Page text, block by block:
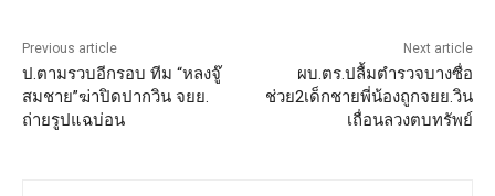
Previous article
ป.ตามรวบอีกรอบ ทีม “หลงจู๊
สมชาย”ฆ่าปิดปากวิน จยย.
ถ่ายรูปแฉบ่อน
Next article
ผบ.ตร.ปลื้มตำรวจบางซื่อ
ช่วย2เด็กชายพี่น้องถูกจยย.วิน
เถื่อนลวงตบทรัพย์